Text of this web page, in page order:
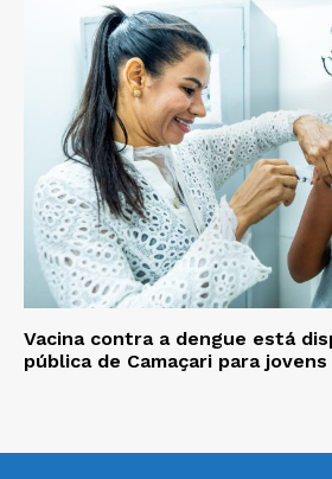
Vacina contra a dengue está
pública de Camaçari para jovens